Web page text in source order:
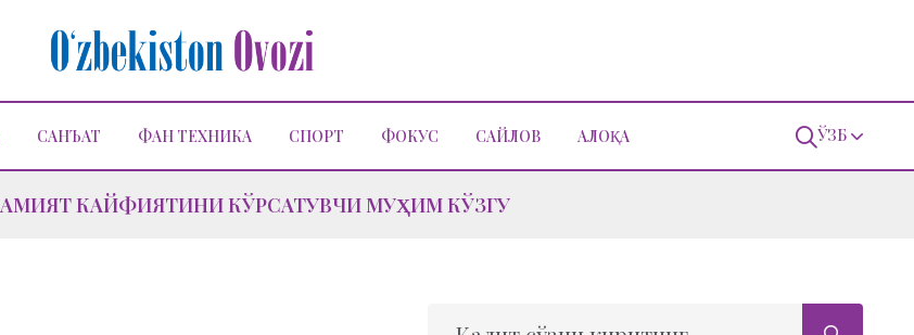
САНЪАТ ФАН ТЕХНИКА СПОРТ ФОКУС САЙЛОВ АЛОҚА ЎЗБ
КАЙФИЯТИНИ КЎРСАТУВЧИ МУҲИМ КЎЗГУ